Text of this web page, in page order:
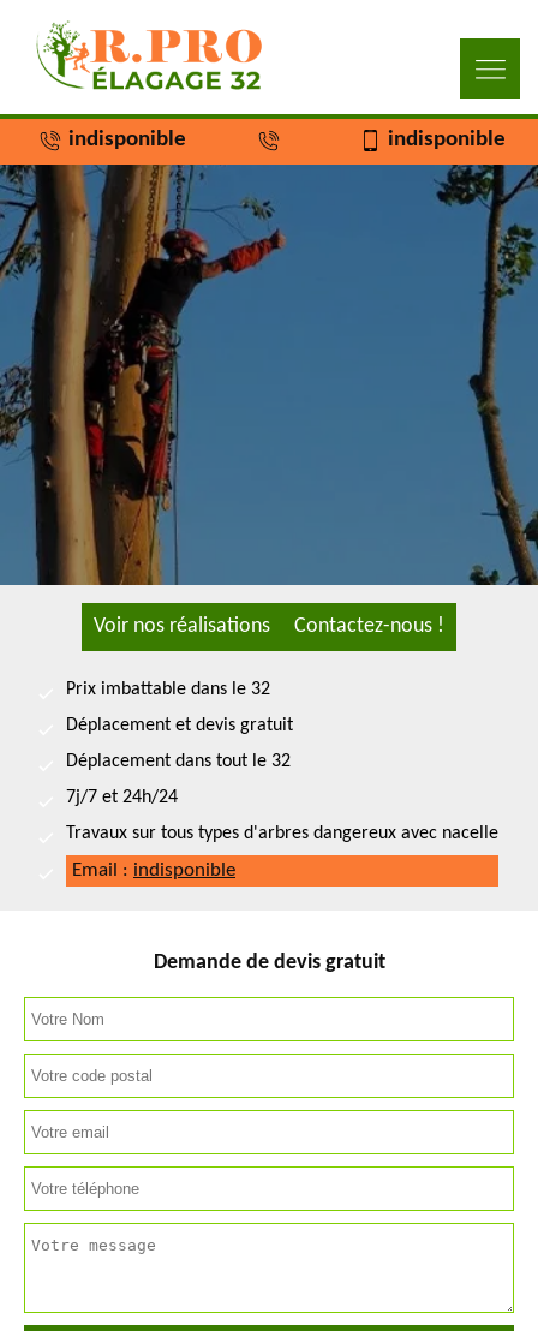
indisponible indisponible
Voir nos réalisations Contactez-nous !
Prix imbattable dans le 32
Déplacement et devis gratuit
Déplacement dans tout le 32
7j/7 et 24h/24
Travaux sur tous types d'arbres dangereux avec nacelle
Email : indisponible
Demande de devis gratuit